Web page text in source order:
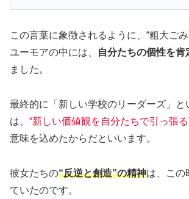
この言葉に象徴されるように、“粗大ご
ユーモアの中には、
自分たちの個性を肯
ました。
最終的に「新しい学校のリーダーズ」と
は、 “新しい価値観を自分たちで引っ張る
意味を込めたからだといいます。
彼女たちの“反逆と創造”の精神は、この
ていたのです。